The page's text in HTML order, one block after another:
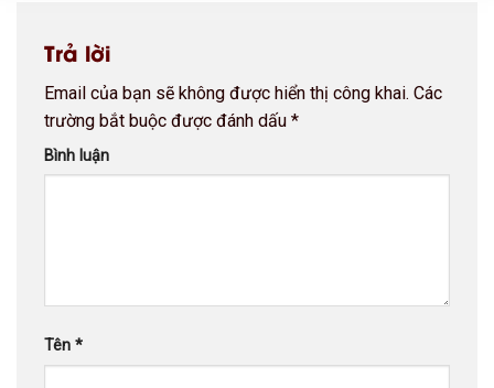
Trả lời
Email của bạn sẽ không được hiển thị công khai. Các
trường bắt buộc được đánh dấu *
Bình luận
Tên *